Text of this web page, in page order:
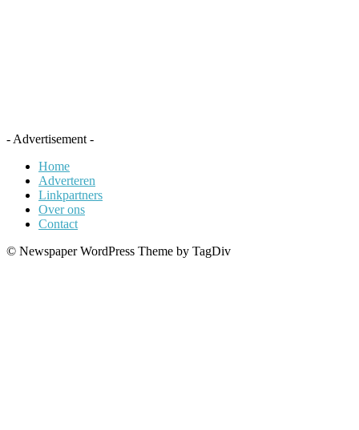
- Advertisement -
Home
Adverteren
Linkpartners
Over ons
Contact
© Newspaper WordPress Theme by TagDiv